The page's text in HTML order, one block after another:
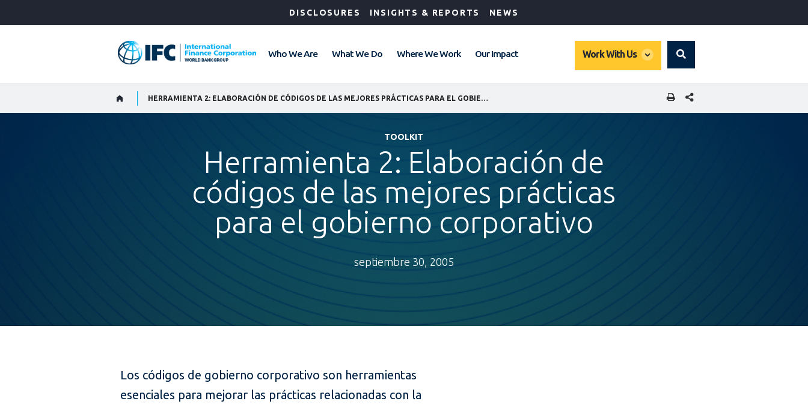
DISCLOSURES INSIGHTS & REPORTS NEWS
Who We Are What We Do Where We Work Our Impact Work With Us
global
Search
COMPARTIR ESTA PÁGINA
TOOLKIT
Herramienta 2: Elaboración de
códigos de las mejores prácticas
para el gobierno corporativo
septiembre 30, 2005
Los códigos de gobierno corporativo son herramientas
esenciales para mejorar las prácticas relacionadas con la